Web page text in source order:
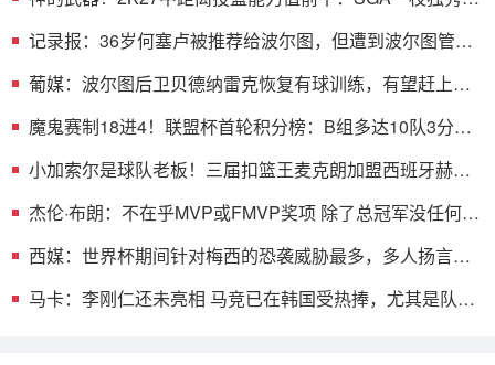
记录报：36岁何塞卢被推荐给波尔图，但遭到波尔图管理
葡媒：波尔图后卫贝德纳雷克恢复有球训练，有望赶上葡
魔鬼赛制18进4！联盟杯首轮积分榜：B组多达10队3分！
小加索尔是球队老板！三届扣篮王麦克朗加盟西班牙赫罗
杰伦·布朗：不在乎MVP或FMVP奖项 除了总冠军没任何东
西媒：世界杯期间针对梅西的恐袭威胁最多，多人扬言要
马卡：李刚仁还未亮相 马竞已在韩国受热捧，尤其是队长